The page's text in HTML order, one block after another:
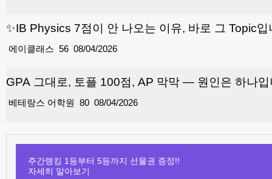
✨IB Physics 7점이 안 나오는 이유, 바로 그 Topic입
56
에이클래스 08/04/2026
GPA 그대로, 토플 100점, AP 막막 — 원인은 하나입
80
베테랑스 어학원 08/04/2026
주간랭킹 1등부터 5등까지 선물권 증정!!
자세히 알아보기